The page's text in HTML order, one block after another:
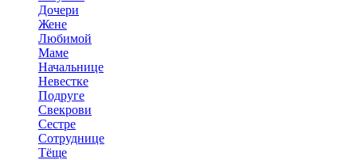
Дочери
Жене
Любимой
Маме
Начальнице
Невестке
Подруге
Свекрови
Сестре
Сотруднице
Тёще